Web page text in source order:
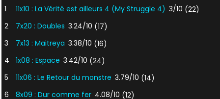
1 11x10 : La Vérité est ailleurs 4 (My Struggle 4) 3/10 (22)
2
7x20 : Doubles 3.24/10 (17)
3
7x13 : Maitreya 3.38/10 (16)
4
1x08 : Espace 3.42/10 (24)
5
11x06 : Le Retour du monstre 3.79/10 (14)
6
8x09 : Dur comme fer 4.08/10 (12)